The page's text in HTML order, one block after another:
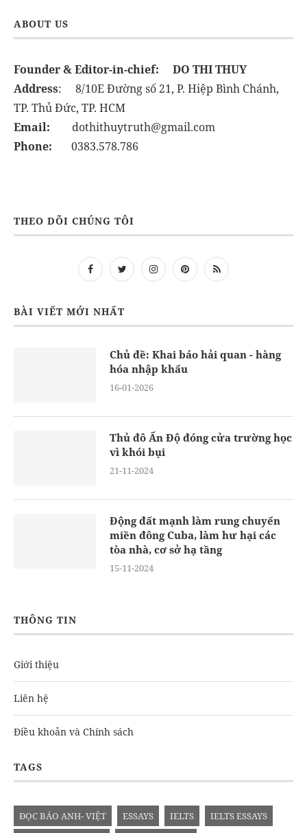
ABOUT US
Founder & Editor-in-chief:
DO THI THUY
Address: 8/10E Đường số 21, P. Hiệp Bình Chánh,
TP. Thủ Đức, TP. HCM
Email: dothithuytruth@gmail.com
Phone: 0383.578.786
THEO DÕI CHÚNG TÔI
BÀI VIẾT MỚI NHẤT
Chủ đề: Khai báo hải quan - hàng
hóa nhập khẩu
16-01-2026
Thủ đô Ấn Độ đóng cửa trường học
vì khói bụi
21-11-2024
Động đất mạnh làm rung chuyển
miền đông Cuba, làm hư hại các
tòa nhà, cơ sở hạ tầng
15-11-2024
THÔNG TIN
Giới thiệu
Liên hệ
Điều khoản và Chính sách
TAGS
ĐỌC BÁO ANH- VIỆT ESSAYS IELTS IELTS ESSAYS